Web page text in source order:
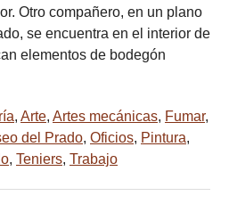
Otro compañero, en un plano
se encuentra en el interior de
elementos de bodegón
, Arte, Artes mecánicas, Fumar,
del Prado, Oficios, Pintura,
, Teniers, Trabajo